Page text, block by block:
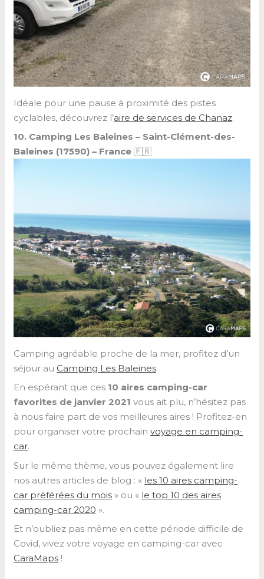
Idéale pour une pause à proximité des pistes
cyclables, découvrez l’aire de services de Chanaz.
10. Camping Les Baleines – Saint-Clément-des-
Baleines (17590) – France🇫🇷
Camping agréable proche de la mer, profitez d’un
séjour au Camping Les Baleines.
En espérant que ces 10 aires camping-car
favorites de janvier 2021 vous ait plu, n’hésitez pas
à nous faire part de vos meilleures aires ! Profitez-en
pour organiser votre prochainvoyage en camping-
car.
Sur le même thème, vous pouvez également lire
nos autres articles de blog : « les 10 aires camping-
car préférées du mois » ou « le top 10 des aires
camping-car 2020 ».
Et n’oubliez pas même en cette période difficile de
Covid, vivez votre voyage en camping-car avec
CaraMaps !